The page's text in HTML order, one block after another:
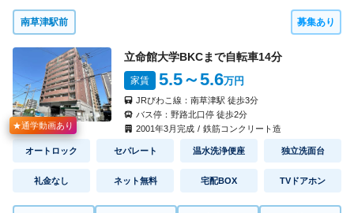
南草津駅前 募集あり
★通学動画あり
立命館大学BKCまで自転車14分
家賃 5.5～5.6万円
JRびわこ線： 南草津駅 徒歩3分
バス停： 野路北口停徒歩2分
2001年3月完成 / 鉄筋コンクリート造
オートロック セパレート 温水洗浄便座 独立洗面台
礼金なし ネット無料 宅配BOX TVドアホン